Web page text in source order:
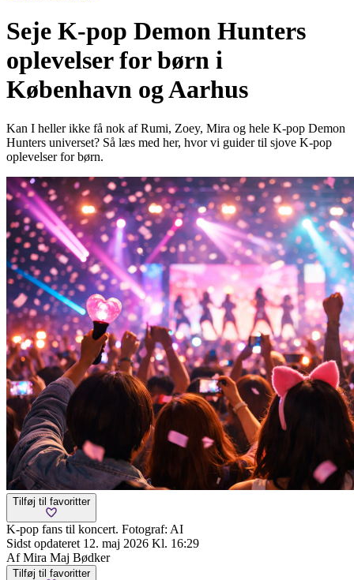
Seje K-pop Demon Hunters
oplevelser for børn i
København og Aarhus
Kan I heller ikke få nok af Rumi, Zoey, Mira og hele K-pop Demon
Hunters universet? Så læs med her, hvor vi guider til sjove K-pop
oplevelser for børn.
Tilføj til favoritter
K-pop fans til koncert. Fotograf: AI
Sidst opdateret 12. maj 2026 Kl. 16:29
Af Mira Maj Bødker
Tilføj til favoritter